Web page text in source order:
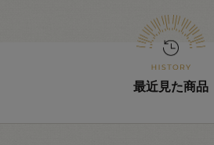
最近見た商品